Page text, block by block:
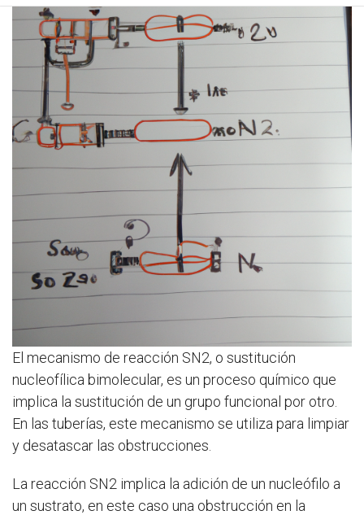
El mecanismo de reacción SN2, o sustitución
nucleofílica bimolecular, es un proceso químico que
implica la sustitución de un grupo funcional por otro.
En las tuberías, este mecanismo se utiliza para limpiar
y desatascar las obstrucciones.
La reacción SN2 implica la adición de un nucleófilo a
un sustrato, en este caso una obstrucción en la